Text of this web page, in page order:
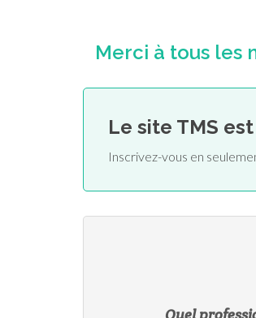
Merci à tous les
Le site TMS est
Inscrivez-vous en